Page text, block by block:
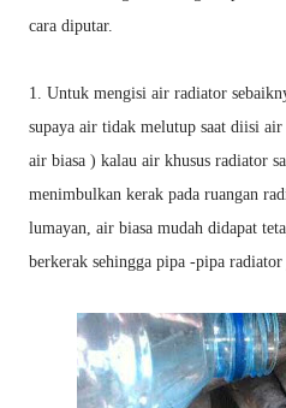
cara diputar.
1. Untuk mengisi air radiator
supaya air tidak melutup saat diisi
air biasa ) kalau air khusus radiator
menimbulkan kerak pada ruangan
lumayan, air biasa mudah didapat
berkerak sehingga pipa -pipa